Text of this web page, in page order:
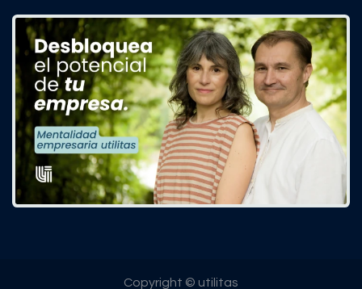
Copyright © utilitas